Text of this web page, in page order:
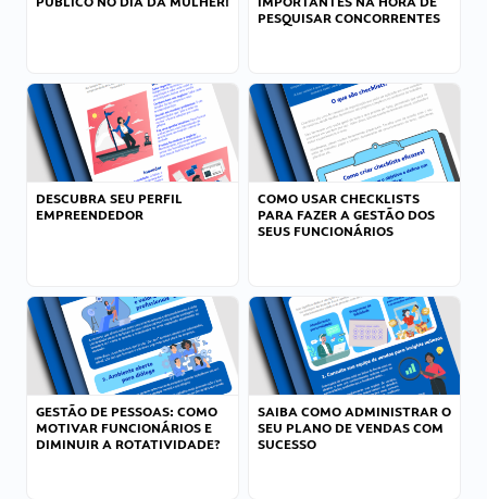
PESQUISAR CONCORRENTES
DESCUBRA SEU PERFIL
EMPREENDEDOR
COMO USAR CHECKLISTS
PARA FAZER A GESTÃO DOS
SEUS FUNCIONÁRIOS
GESTÃO DE PESSOAS: COMO
MOTIVAR FUNCIONÁRIOS E
DIMINUIR A ROTATIVIDADE?
SAIBA COMO ADMINISTRAR O
SEU PLANO DE VENDAS COM
SUCESSO